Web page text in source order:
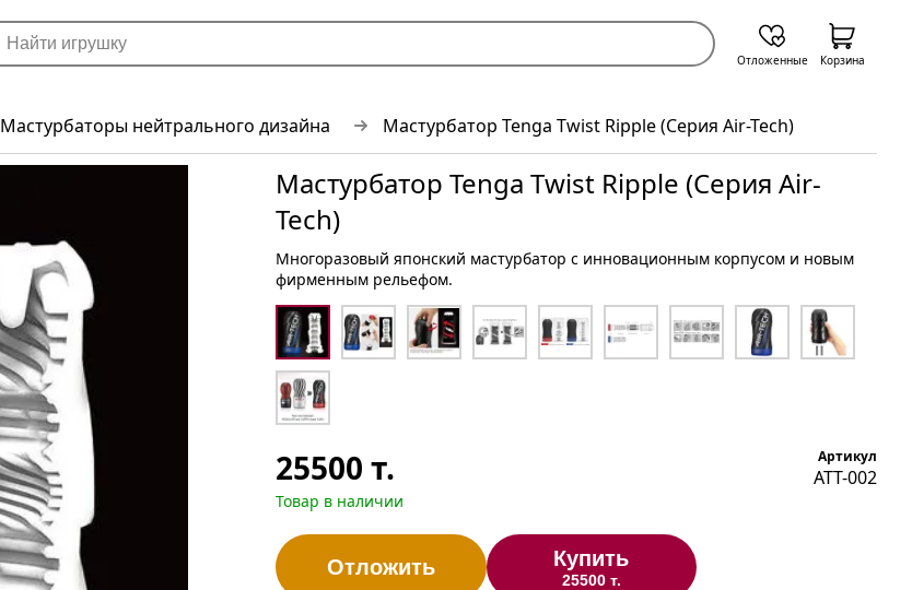
Мастурбаторы нейтрального дизайна Мастурбатор Tenga Twist Ripple (Серия Air-Tech)
Мастурбатор Tenga Twist Ripple (Серия Air-
Tech)
Многоразовый японский мастурбатор с инновационным корпусом и новым
фирменным рельефом.
25500 т.
Товар в наличии
Артикул
ATT-002
Отложить Купить
25500 т.
Отложенные Корзина